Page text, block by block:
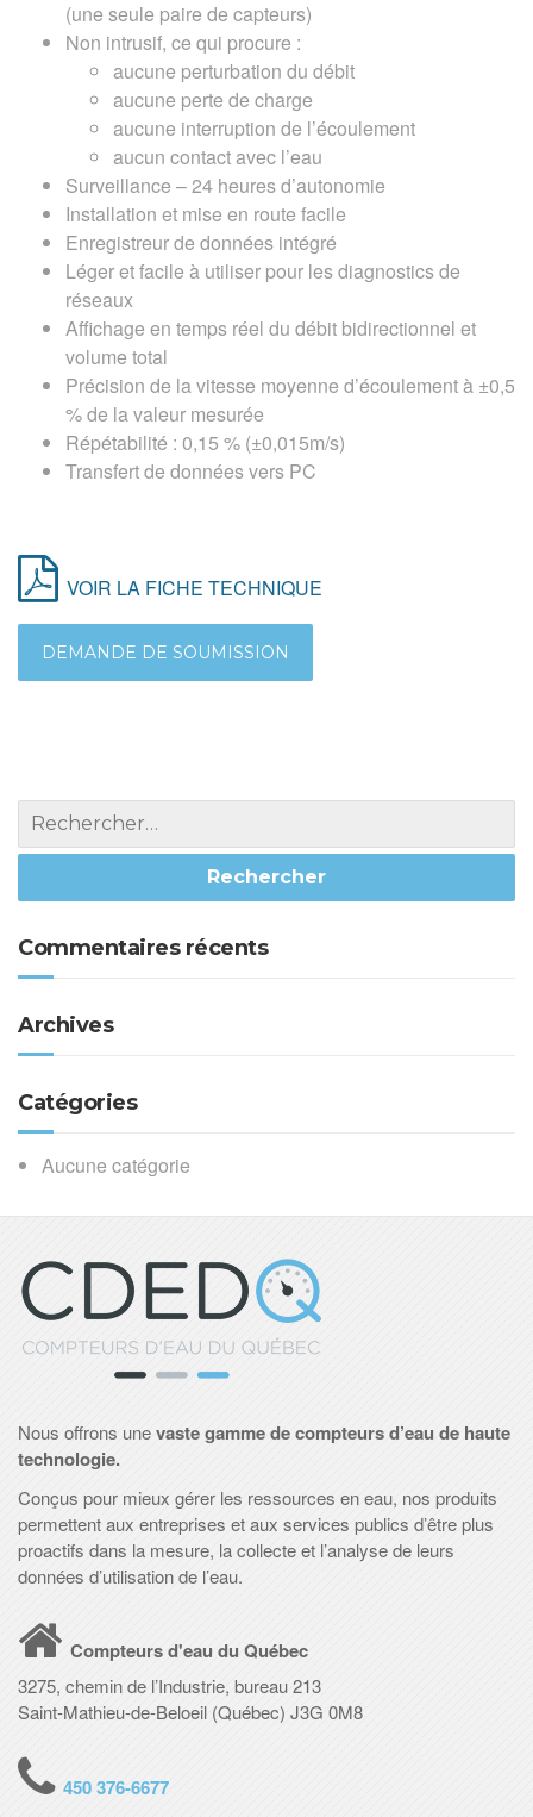
(une seule paire de capteurs)
Non intrusif, ce qui procure :
aucune perturbation du débit
aucune perte de charge
aucune interruption de l’écoulement
aucun contact avec l’eau
Surveillance – 24 heures d’autonomie
Installation et mise en route facile
Enregistreur de données intégré
Léger et facile à utiliser pour les diagnostics de
réseaux
Affichage en temps réel du débit bidirectionnel et
volume total
Précision de la vitesse moyenne d’écoulement à ±0,5
% de la valeur mesurée
Répétabilité : 0,15 % (±0,015m/s)
Transfert de données vers PC
VOIR LA FICHE TECHNIQUE
DEMANDE DE SOUMISSION
Commentaires récents
Archives
Catégories
Aucune catégorie
Nous offrons unevaste gamme de compteurs d’eau de haute
technologie.
Conçus pour mieux gérer les ressources en eau, nos produits
permettent aux entreprises et aux services publics d’être plus
proactifs dans la mesure, la collecte et l’analyse de leurs
données d’utilisation de l’eau.
Compteurs d'eau du Québec
3275, chemin de l’Industrie, bureau 213
Saint-Mathieu-de-Beloeil (Québec) J3G 0M8
450 376-6677